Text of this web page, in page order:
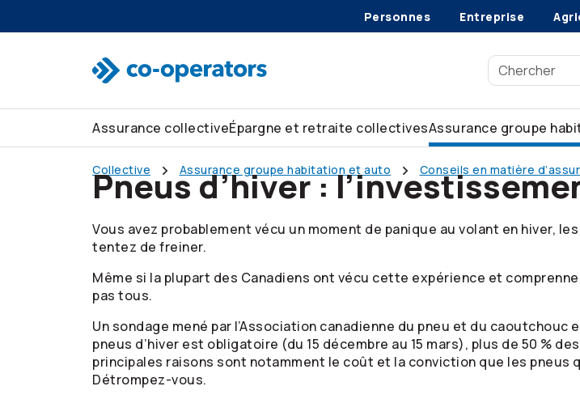
Personnes Entreprise
Assurance collectiveÉpargne et retraite collectivesAssurance groupe
Collective Assurance groupe habitation et auto Conseils en matière
Pneus d’hiver :
Vous avez probablement vécu un moment de panique au volant en hiver,
tentez de freiner.
Même si la plupart des Canadiens ont vécu cette expérience et
pas tous.
Un sondage mené par l’Association canadienne du pneu et du caoutchouc
pneus d’hiver est obligatoire (du 15 décembre au 15 mars), plus de 50 %
principales raisons sont notamment le coût et la conviction que les
Détrompez-vous.